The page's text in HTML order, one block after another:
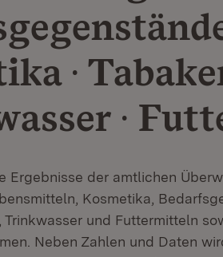
·
·
Ergebnisse der amtlichen
Kosmetika,
Trinkwasser und Futtermitteln
Neben Zahlen und Daten